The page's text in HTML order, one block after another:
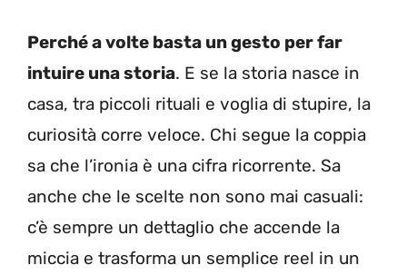
Perché a volte basta un gesto per far
intuire una storia. E se la storia nasce in
casa, tra piccoli rituali e voglia di stupire, la
curiosità corre veloce. Chi segue la coppia
sa che l’ironia è una cifra ricorrente. Sa
anche che le scelte non sono mai casuali:
c’è sempre un dettaglio che accende la
miccia e trasforma un semplice reel in un